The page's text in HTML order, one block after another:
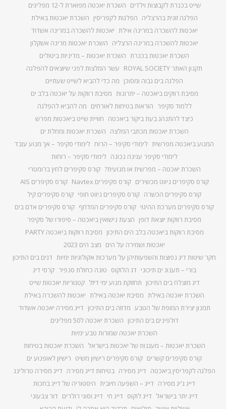
שייט בכנרת לקבוצות וילדים השכרת יאכטה מפוארת ל-12 מפליגים
הפלגה זוגית בהרצליה הפלגות לקפריסין השכרת יאכטות באילת
יאכטות להשכרה במרינה אילת יאכטות להשכרה במרינה אשדוד
יאכטות להשכרה במרינה הרצליה השכרת יאכטות מרינה אשקלון
השכרת יאכטות בכנרת השכרת יאכטות – מדיניות ביטולים
תקנון האתר ROYAL SOCIETY
עשר המלצות לפני שיוצאים להפלגה
הפלגה בים גבוה ומסוכן מה כדי להביא לשייט שעתיים
מסיבת רווקים ביאכטה – יתרונות מסיבת רווקות על יאכטה בלב ים
ללמוד סקיפר הוראות בטיחות לאורחים מה להביא להפלגה
כיצד להתנהג בעת ביקור ביאכטה חוויית שייט ביאכטות מפרש
השכרת יאכטות מכתבי המלצה השכרת יאכטות ומחלת ים
המנוע ביאכטה מפרשית לימודי סקיפר – הרוח לימודי סקיפר – אך מנוע עובד
לימודי סקיפר עגינה נכונה לימודי סקיפר – רוחות
השכרת יאכטה – מפרשית או מנועית? קורס סקיפרים לחץ ברומטרי
קורס סקיפרים ניווט מכשירים קורס סקיפרים Navtex
קורס סקיפרים AIS
קורס סקיפרים הכשרה קורס סקיפרים ניווט חופי קורס סקיפרים קיל
קורס סקיפרים מערכת ההיגוי קורס סקיפרים המדחף קורס סקיפרים אדם בים
מסיבת רווקות יוצאת דופן הצעת נישואין ביאכטה – סיפורו של סקיפר
מסיבת רווקות ביאכטה בלב הים התיכון מסיבת רווקות ביאכטה PARTY
יאכטות ושמירה על הים מצב הים 2023
חקר שיטות דיג נפוצות והשפעותיהן על מערכות אקולוגיות ימיות דגים בים התיכון
בורי – תענוג ים תיכוני דג הלוקוס טונה כחולת סנפיר קרסי דיג
דיג מוצלח בים התיכון תחזוקת מנוע ימי דיזל קטגוריות יאכטות שייט
השכרת יאכטה באילת מסיבת יאכטה באילת יאכטות להשכרה באילת
תמנון יצירת המופת של הטבע מדוזה בים התיכון דייג מסירה יאכטה אשדוד
דולפינים בים התיכון השכרת יאכטה ל50 מפליגים
השכרת יאכטה שמורות טבע ימיות
השכרת יאכטות – מעגנות של יאכטות בישראל השכרת יאכטות בטיחות
קורס סקיפרים קשרים קורס סקיפרים רישיון משיט רישיון לאופנוע ים
הפלגה לקפריסין ביאכטה דייג מסירה בטיחות דייג מסירה דייג מסירה טרולינג
דייג ג'יג מסירה דייג – השפעה חיובית היסטוריה של דייג בחכות
דייג יתר בישראל דייג לוקוס דייג חי דייג וסוגי רולרים דור צבעוני